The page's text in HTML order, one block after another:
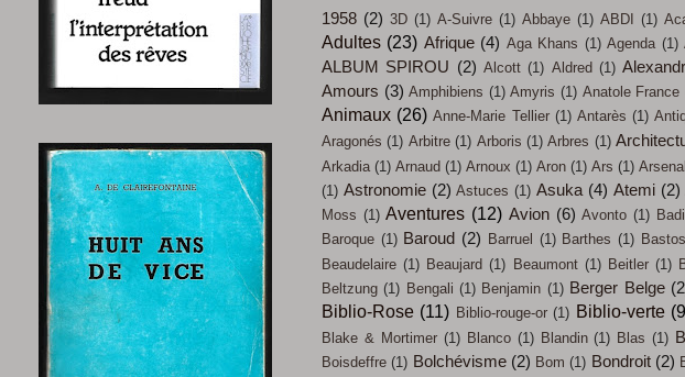
1958 (2) 3D (1) A-Suivre (1) Abbaye (1) ABDI (1)
Adultes (23) Afrique (4) Aga Khans (1) Agenda (1)
ALBUM SPIROU (2) Alcott (1) Aldred (1)
Amours (3) Amphibiens (1) Amyris (1) Anatole France
Animaux (26) Anne-Marie Tellier (1) Antarès (1)
Aragonés (1) Arbitre (1) Arboris (1) Arbres (1)
Arkadia (1) Arnaud (1) Arnoux (1) Aron (1) Ars (1) Arsenal
(1) Astronomie (2) Astuces (1) Asuka (4) Atemi (2)
Moss (1) Aventures (12) Avion (6) Avonto (1)
Baroque (1) Baroud (2) Barruel (1) Barthes (1) Bastos
Beaudelaire (1) Beaujard (1) Beaumont (1) Beitler (1)
Beltzung (1) Bengali (1) Benjamin (1) Berger Belge
Biblio-Rose (11) Biblio-rouge-or (1) Biblio-verte
Blake & Mortimer (1) Blanco (1) Blandin (1) Blas (1)
Boisdeffre (1) Bolchévisme (2) Bom (1) Bondroit (2)